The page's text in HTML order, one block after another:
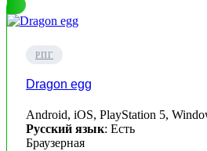
РПГ
Dragon egg
Android, iOS, PlayStation 5,
Русский язык: Есть
Браузерная